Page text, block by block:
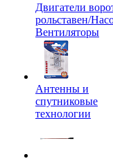
Двигатели
рольставен/
Вентиляторы
Антенны и
спутниковые
технологии